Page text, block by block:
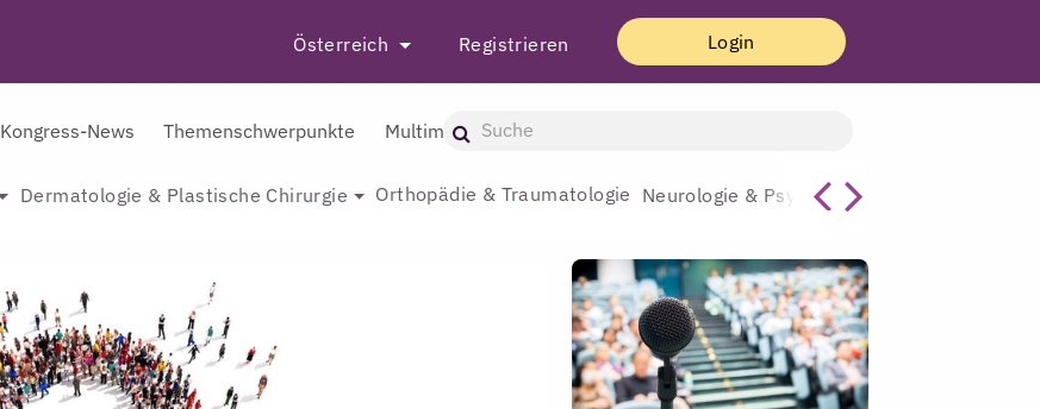
Österreich Registrieren Login
Kongress-News Themenschwerpunkte Multimedia
Dermatologie & Plastische Chirurgie Orthopädie & Traumatologie Neurologie & Psychiatrie